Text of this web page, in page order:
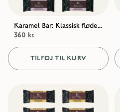
Karamel Bar: Klassisk fløde i mørk chokolade – Favoritpakke (12 stk.)
360 kr.
TILFØJ TIL KURV